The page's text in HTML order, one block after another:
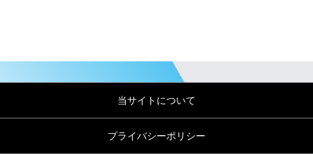
当サイトについて
プライバシーポリシー